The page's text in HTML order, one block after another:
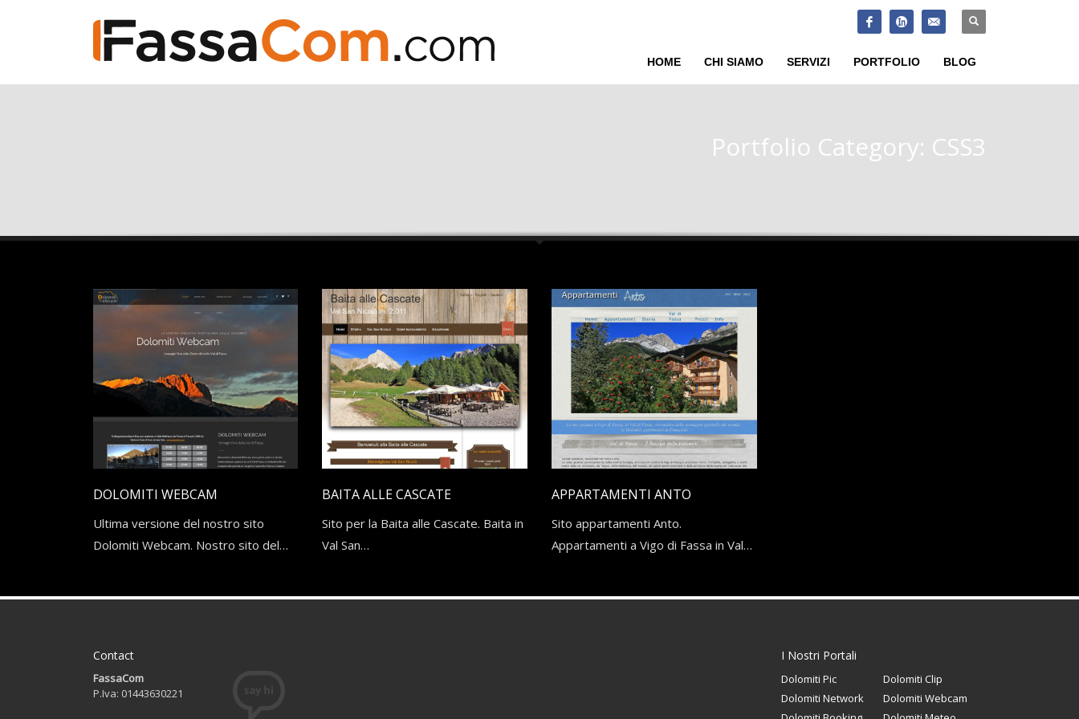
RECENT POSTS
Menu Digitale
Il tuo Menu Digitale Le nuove disposizioni anti...
L’e-commerce durante il lockdown e prospettive per il futuro
L’incremento di richiesta di mercato on-l...
CATEGORIES
corso
E-Commerce
food
Tech
Turismo
HOME CHI SIAMO SERVIZI PORTFOLIO BLOG
Portfolio Category: CSS3
DOLOMITI WEBCAM
Ultima versione del nostro sito
Dolomiti Webcam. Nostro sito del…
BAITA ALLE CASCATE
Sito per la Baita alle Cascate. Baita in
Val San…
APPARTAMENTI ANTO
Sito appartamenti Anto.
Appartamenti a Vigo di Fassa in Val…
Contact
FassaCom
P.Iva: 01443630221
I Nostri Portali
Dolomiti Pic
Dolomiti Clip
Dolomiti Network
Dolomiti Webcam